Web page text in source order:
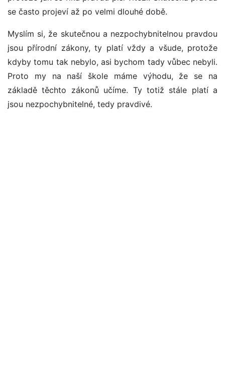
se často projeví až po velmi dlouhé době.
Myslím si, že skutečnou a nezpochybnitelnou pravdou
jsou přírodní zákony, ty platí vždy a všude, protože
kdyby tomu tak nebylo, asi bychom tady vůbec nebyli.
Proto my na naší škole máme výhodu, že se na
základě těchto zákonů učíme. Ty totiž stále platí a
jsou nezpochybnitelné, tedy pravdivé.